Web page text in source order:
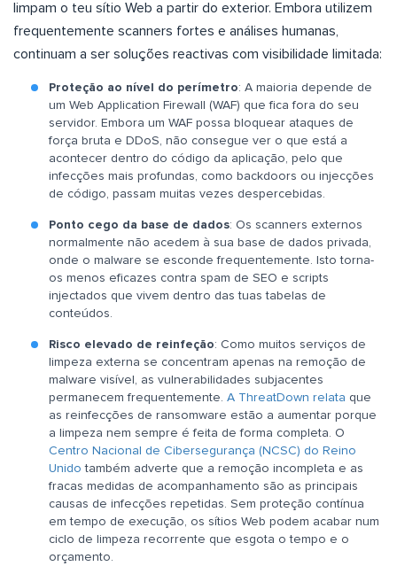
limpam o teu sítio Web a partir do exterior. Embora utilizem
frequentemente scanners fortes e análises humanas,
continuam a ser soluções reactivas com visibilidade limitada:
Proteção ao nível do perímetro: A maioria depende de
um Web Application Firewall (WAF) que fica fora do seu
servidor. Embora um WAF possa bloquear ataques de
força bruta e DDoS, não consegue ver o que está a
acontecer dentro do código da aplicação, pelo que
infecções mais profundas, como backdoors ou injecções
de código, passam muitas vezes despercebidas.
Ponto cego da base de dados: Os scanners externos
normalmente não acedem à sua base de dados privada,
onde o malware se esconde frequentemente. Isto torna-
os menos eficazes contra spam de SEO e scripts
injectados que vivem dentro das tuas tabelas de
conteúdos.
Risco elevado de reinfeção: Como muitos serviços de
limpeza externa se concentram apenas na remoção de
malware visível, as vulnerabilidades subjacentes
permanecem frequentemente. A ThreatDown relata que
as reinfecções de ransomware estão a aumentar porque
a limpeza nem sempre é feita de forma completa. O
Centro Nacional de Cibersegurança (NCSC) do Reino
Unido também adverte que a remoção incompleta e as
fracas medidas de acompanhamento são as principais
causas de infecções repetidas. Sem proteção contínua
em tempo de execução, os sítios Web podem acabar num
ciclo de limpeza recorrente que esgota o tempo e o
orçamento.